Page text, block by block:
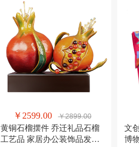
￥2599.00 ￥2899.00
黄铜石榴摆件 乔迁礼品石榴
工艺品 家居办公装饰品发财
文
博